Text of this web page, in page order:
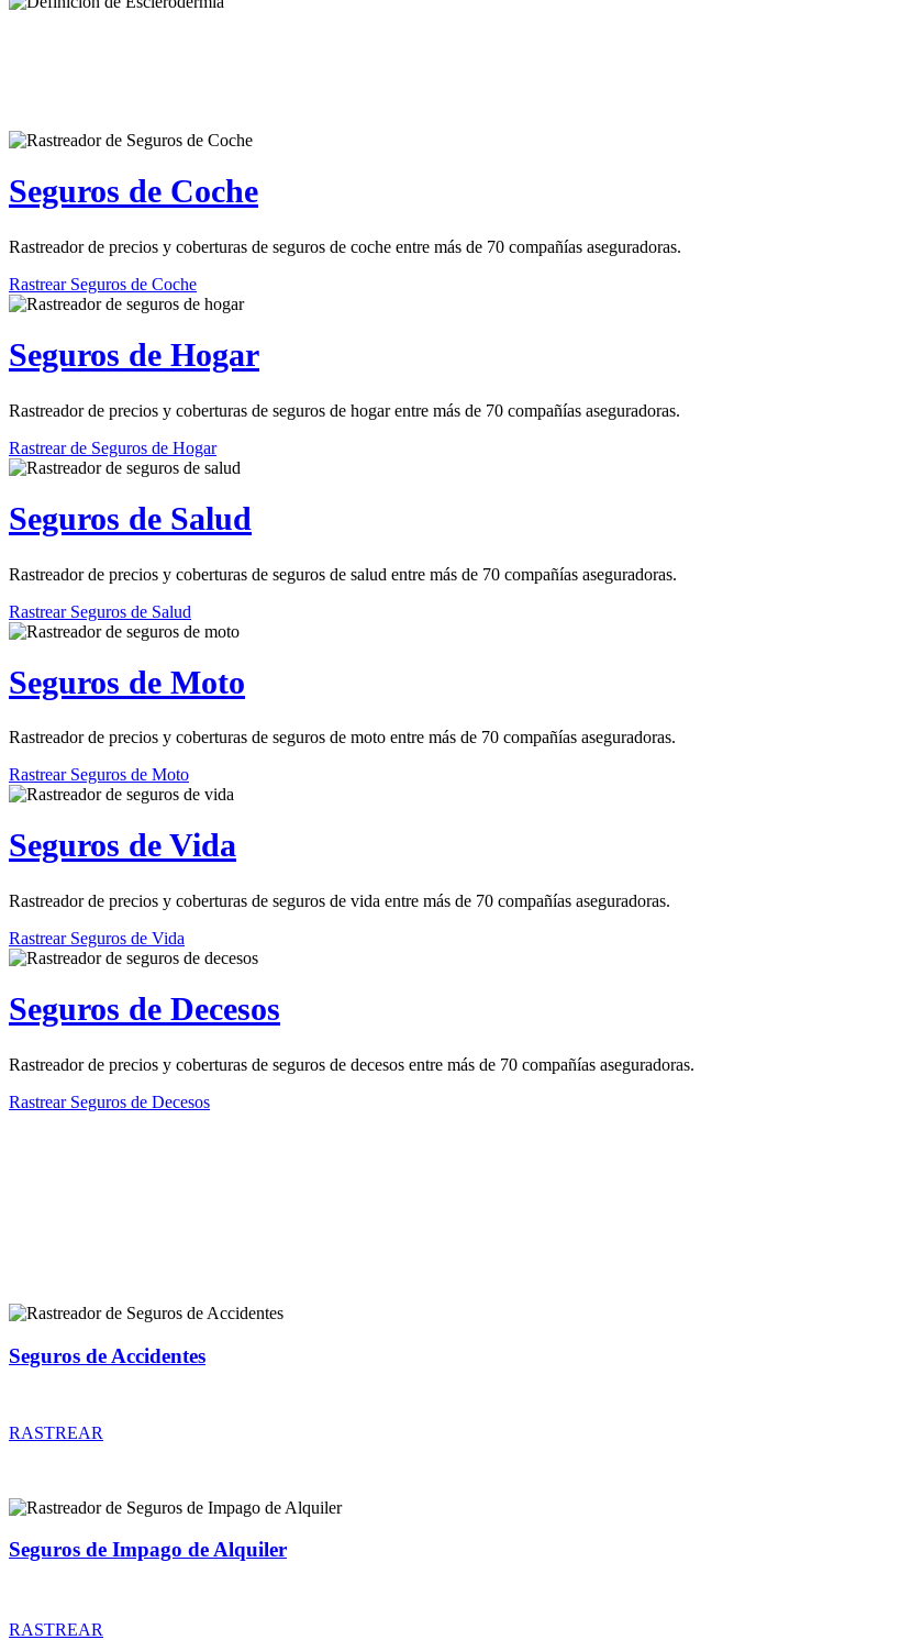
Seguros de Coche
Rastreador de precios y coberturas de seguros de coche entre más de 70 compañías aseguradoras.
Rastrear Seguros de Coche
Seguros de Hogar
Rastreador de precios y coberturas de seguros de hogar entre más de 70 compañías aseguradoras.
Rastrear de Seguros de Hogar
Seguros de Salud
Rastreador de precios y coberturas de seguros de salud entre más de 70 compañías aseguradoras.
Rastrear Seguros de Salud
Seguros de Moto
Rastreador de precios y coberturas de seguros de moto entre más de 70 compañías aseguradoras.
Rastrear Seguros de Moto
Seguros de Vida
Rastreador de precios y coberturas de seguros de vida entre más de 70 compañías aseguradoras.
Rastrear Seguros de Vida
Seguros de Decesos
Rastreador de precios y coberturas de seguros de decesos entre más de 70 compañías aseguradoras.
Rastrear Seguros de Decesos
Seguros de Accidentes
RASTREAR
Seguros de Impago de Alquiler
RASTREAR